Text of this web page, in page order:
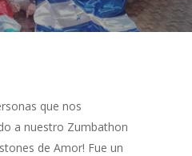
que nos
a nuestro Zumbathon
de Amor! Fue un